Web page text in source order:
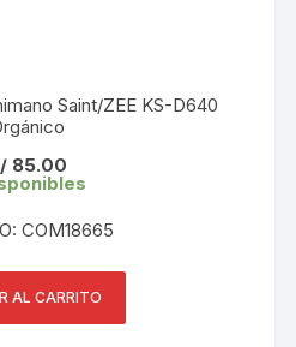
Saint/ZEE KS-D640
85.00
COM18665
AL CARRITO